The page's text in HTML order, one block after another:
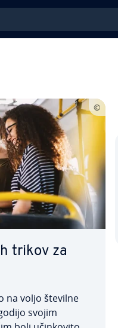
trikov za
na voljo številne
svojim